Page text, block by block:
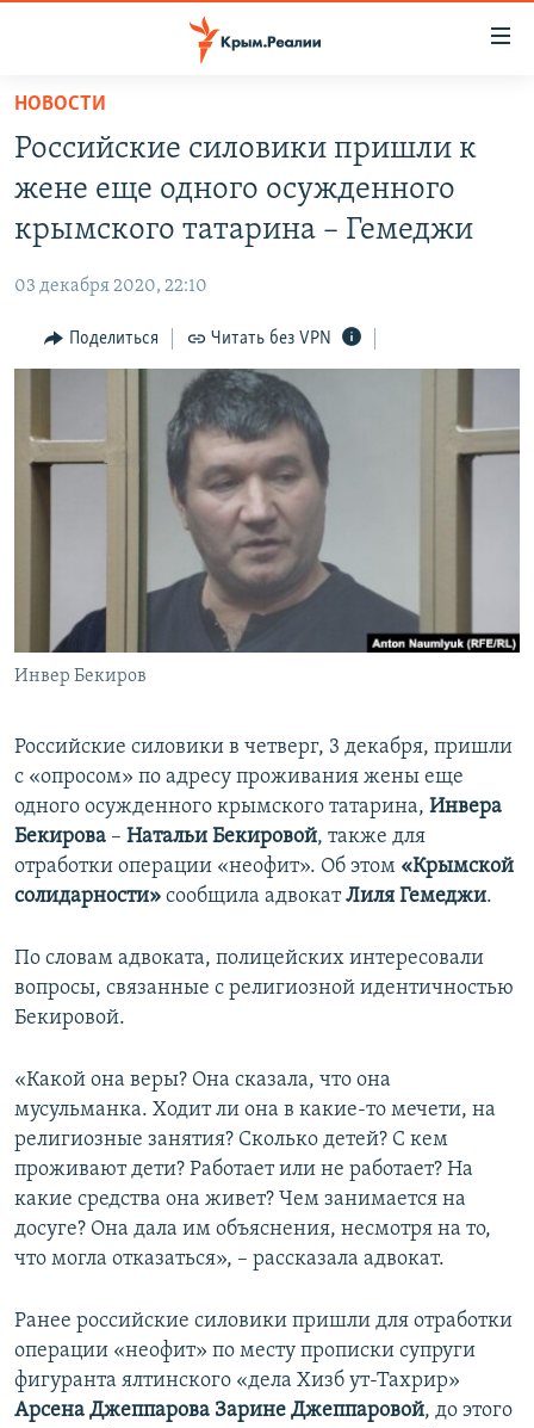
Вернуться
основному
содержанию
главной
навигации
Вернутся
11 ЛЕТ ОККУПАЦИИ КРЫМА. 11 ИСТОРИЙ СОПРОТИВЛЕНИЯ
ЕЩЕ
ИНТЕРАКТИВ
ТЕЛЕПРОЕКТ КРЫМ.РЕАЛИИ
СОВЕТЫ ПРАВОЗАЩИТНИКОВ
ПРОПАВШИЕ БЕЗ ВЕСТИ
ПОБЕДИТЕЛЕЙ НЕ СУДЯТ?
ELIFBE
УКРАИНСКАЯ ПРОБЛЕМА КРЫМА
РАДІО СВОБОДА
КАК ОБОЙТИ БЛОКИРОВКУ
Українською
НОВОСТИ
Российские силовики пришли к
жене еще одного осужденного
крымского татарина – Гемеджи
03 декабря 2020, 22:10
Поделиться Читать без VPN
Инвер Бекиров
Российские силовики в четверг, 3 декабря, пришли
с «опросом» по адресу проживания жены еще
одного осужденного крымского татарина, Инвера
Бекирова – Натальи Бекировой, также для
отработки операции «неофит». Об этом «Крымской
солидарности» сообщила адвокатЛиля Гемеджи.
По словам адвоката, полицейских интересовали
вопросы, связанные с религиозной идентичностью
Бекировой.
«Какой она веры? Она сказала, что она
мусульманка. Ходит ли она в какие-то мечети, на
религиозные занятия? Сколько детей? С кем
проживают дети? Работает или не работает? На
какие средства она живет? Чем занимается на
досуге? Она дала им объяснения, несмотря на то,
что могла отказаться», – рассказала адвокат.
Ранее российские силовики пришли для отработки
операции «неофит» по месту прописки супруги
фигуранта ялтинского «дела Хизб ут-Тахрир»
Арсена Джеппарова Зарине Джеппаровой, до этого